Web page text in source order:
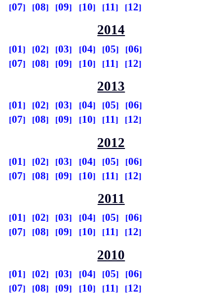
07
08 09 10 11 12
2014
01 02 03 04 05
06
07
08 09 10 11 12
2013
01 02 03 04 05
06
07
08 09 10 11 12
2012
01 02 03 04 05
06
07
08 09 10 11 12
2011
01 02 03 04 05
06
07
08 09 10 11 12
2010
01 02 03 04 05
06
07
08 09 10 11 12